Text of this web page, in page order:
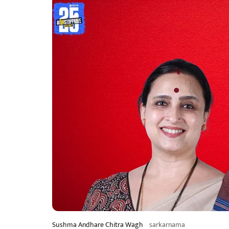
Sushma Andhare Chitra Wagh sarkarnama